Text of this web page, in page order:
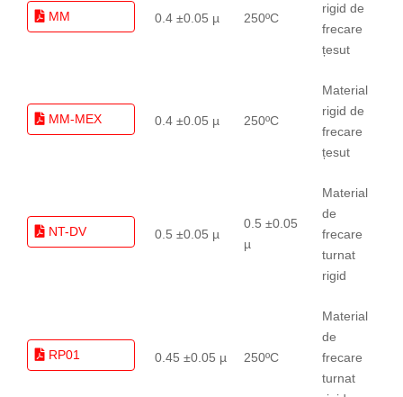
MM 0.4 ±0.05 µ 250ºC
rigid de
frecare
țesut
MM-MEX 0.4 ±0.05 µ 250ºC
Material
rigid de
frecare
țesut
NT-DV 0.5 ±0.05 µ
0.5 ±0.05
µ
Material
de
frecare
turnat
rigid
RP01 0.45 ±0.05 µ 250ºC
Material
de
frecare
turnat